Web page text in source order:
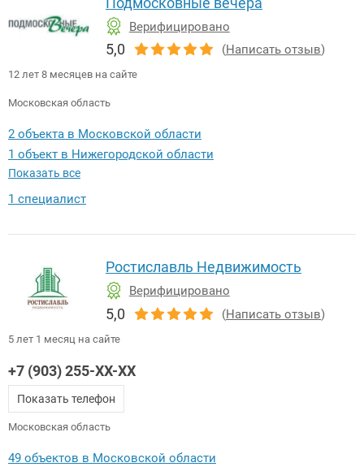
Верифицировано
5,0 (Написать отзыв)
12 лет 8 месяцев на сайте
Московская область
2 объекта в Московской области
1 объект в Нижегородской области
Показать все
1 специалист
Ростиславль Недвижимость
Верифицировано
5,0 (Написать отзыв)
5 лет 1 месяц на сайте
+7 (903) 255-XX-XX
Показать телефон
Московская область
49 объектов в Московской области